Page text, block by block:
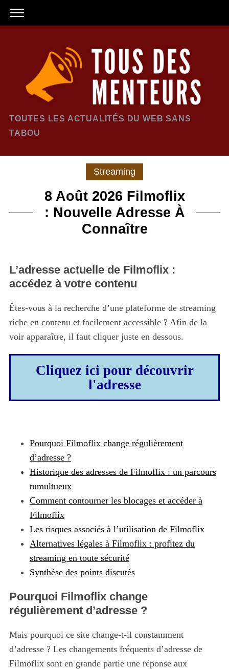
TOUTES LES ACTUALITÉS DU WEB SANS
TABOU
Streaming
8 Août 2026 Filmoflix
: Nouvelle Adresse À
Connaître
L’adresse actuelle de Filmoflix :
accédez à votre contenu
Êtes-vous à la recherche d’une plateforme de streaming
riche en contenu et facilement accessible ? Afin de la
voir apparaître, il faut cliquer juste en dessous.
Cliquez ici pour découvrir
l'adresse
Pourquoi Filmoflix change régulièrement
d’adresse ?
Historique des adresses de Filmoflix : un parcours
tumultueux
Comment contourner les blocages et accéder à
Filmoflix
Les risques associés à l’utilisation de Filmoflix
Alternatives légales à Filmoflix : profitez du
streaming en toute sécurité
Synthèse des points discutés
Pourquoi Filmoflix change
régulièrement d’adresse ?
Mais pourquoi ce site change-t-il constamment
d’adresse ? Les changements fréquents d’adresse de
Filmoflix sont en grande partie une réponse aux